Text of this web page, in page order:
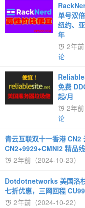
单号双
纽约、
年
2年前
论
免费
起/月
2年前
论
青云互联双十一香港 CN2
CN2+9929+CMNI2 精品
2年前（2024-10-23）
Dotdotnetworks 美国洛
七折优惠，三网回程
2年前（2024-10-22）